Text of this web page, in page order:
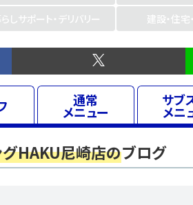
しサポート・デリバリー 建設・住宅
通常
メニュー
サブ
メニ
HAKU尼崎店のブログ